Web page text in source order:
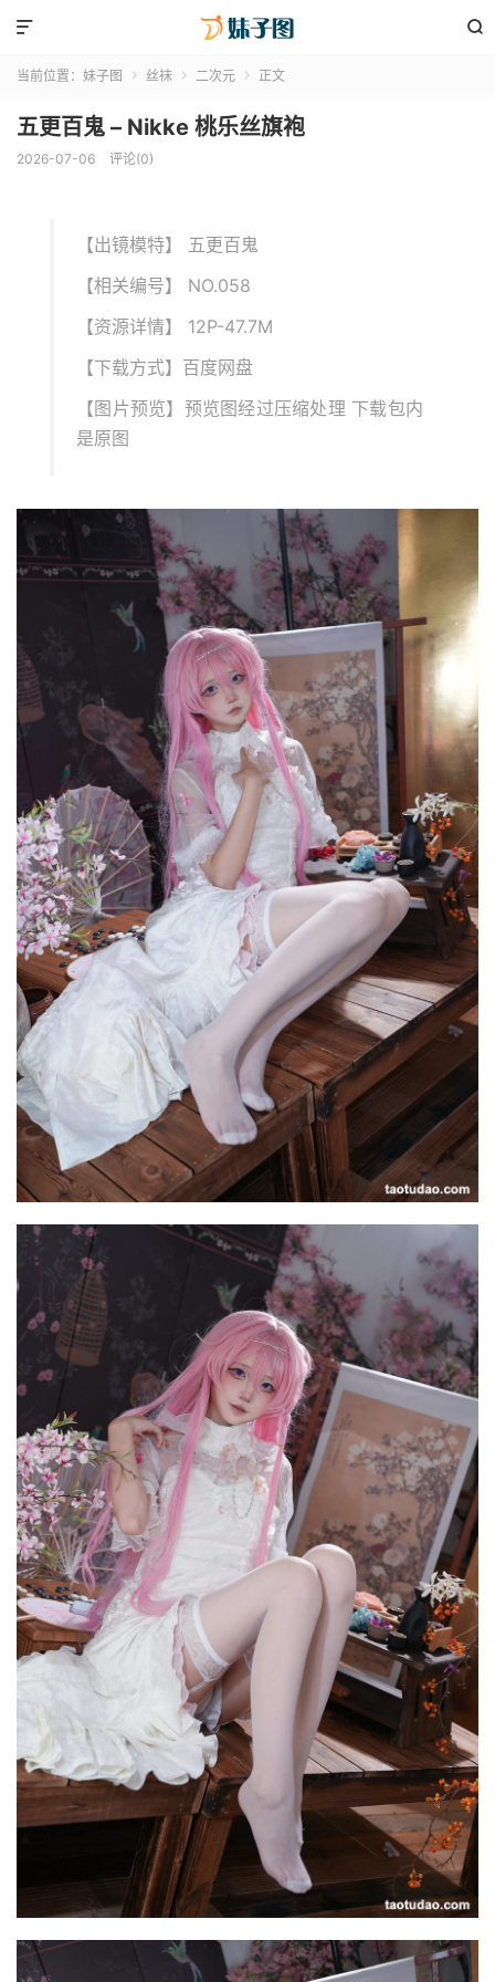


当前位置： 妹子图  丝袜  二次元  正文
五更百鬼 – Nikke 桃乐丝旗袍
2026-07-06 评论(0)
【出镜模特】 五更百鬼
【相关编号】 NO.058
【资源详情】 12P-47.7M
【下载方式】百度网盘
【图片预览】预览图经过压缩处理 下载包内
是原图